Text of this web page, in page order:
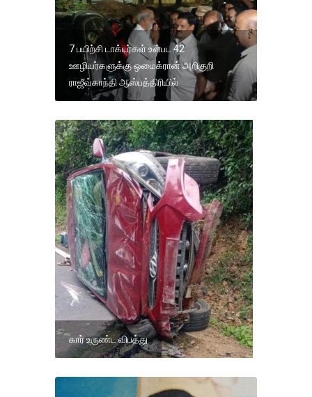
7 பயிற்சி டாக்டர்கள் உள்பட 42
ஊழியர்களுக்கு ஒமைக்ரான் அறிகுறி
ராஜீவ்காந்தி ஆஸ்பத்திரியில்
கார் உருண்ட விபத்து